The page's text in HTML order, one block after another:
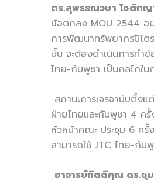
ดร.สุพรรณวษา โชติก
ข้อตกลง MOU 2544 อ
การพัฒนาทรัพยากรปิโต
นั้น จะต้องดำเนินการท
ไทย-กัมพูชา เป็นกลไกในก
สถานะการเจรจานับตั้ง
ฝ่ายไทยและกัมพูชา 4 ค
หัวหน้าคณะ ประชุม 6 ครั้
สามารถใช้ JTC ไทย-กัม
อาจารย์กิตติคุณ ดร.ชุ